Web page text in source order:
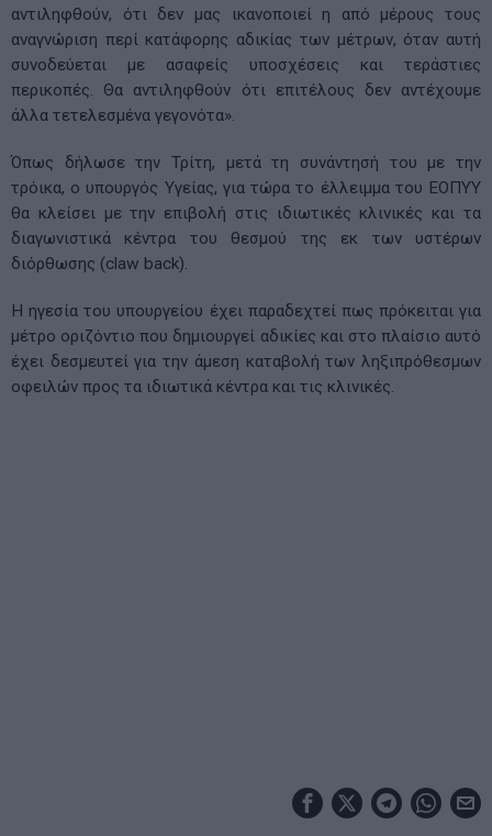
αντιληφθούν, ότι δεν μας ικανοποιεί η από μέρους τους
αναγνώριση περί κατάφορης αδικίας των μέτρων, όταν αυτή
συνοδεύεται με ασαφείς υποσχέσεις και τεράστιες
περικοπές. Θα αντιληφθούν ότι επιτέλους δεν αντέχουμε
άλλα τετελεσμένα γεγονότα».
Όπως δήλωσε την Τρίτη, μετά τη συνάντησή του με την
τρόικα, ο υπουργός Υγείας, για τώρα το έλλειμμα του ΕΟΠΥΥ
θα κλείσει με την επιβολή στις ιδιωτικές κλινικές και τα
διαγωνιστικά κέντρα του θεσμού της εκ των υστέρων
διόρθωσης (claw back).
Η ηγεσία του υπουργείου έχει παραδεχτεί πως πρόκειται για
μέτρο οριζόντιο που δημιουργεί αδικίες και στο πλαίσιο αυτό
έχει δεσμευτεί για την άμεση καταβολή των ληξιπρόθεσμων
οφειλών προς τα ιδιωτικά κέντρα και τις κλινικές.